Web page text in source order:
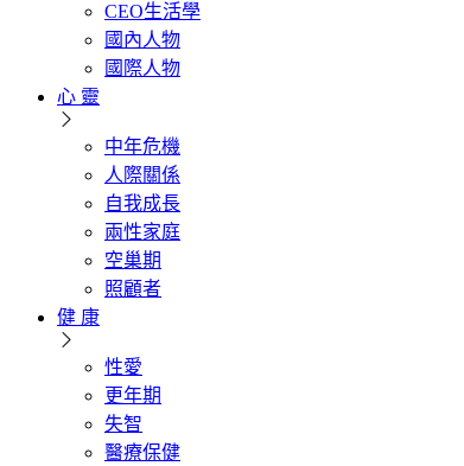
CEO生活學
國內人物
國際人物
心 靈
中年危機
人際關係
自我成長
兩性家庭
空巢期
照顧者
健 康
性愛
更年期
失智
醫療保健